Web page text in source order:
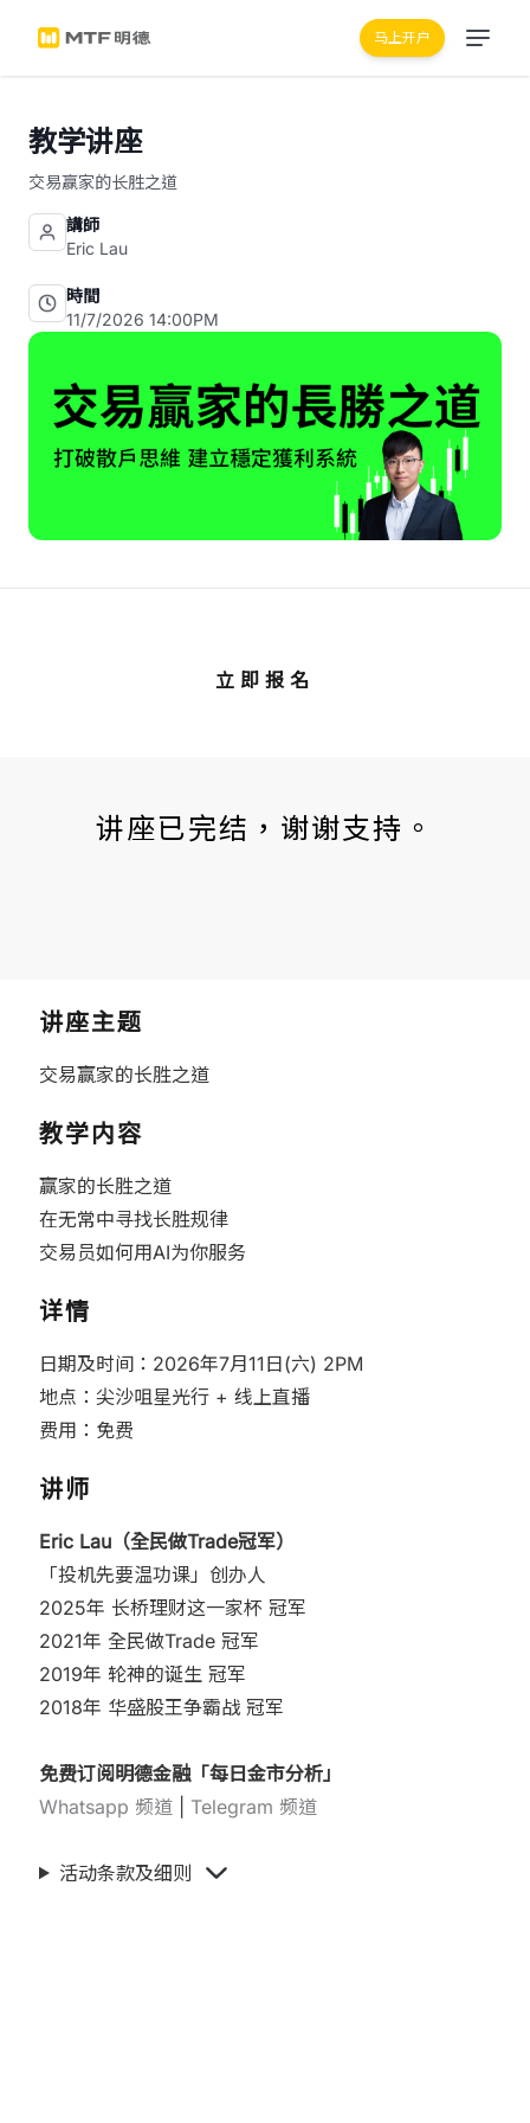
马上开户
教学讲座
交易赢家的长胜之道
講師
Eric Lau
時間
11/7/2026 14:00PM
立即报名
讲座已完结，谢谢支持。
讲座主题
交易赢家的长胜之道
教学内容
赢家的长胜之道
在无常中寻找长胜规律
交易员如何用AI为你服务
详情
日期及时间：2026年7月11日(六) 2PM
地点：尖沙咀星光行 + 线上直播
费用：免费
讲师
Eric Lau（全民做Trade冠军）
「投机先要温功课」创办人
2025年 长桥理财这一家杯 冠军
2021年 全民做Trade 冠军
2019年 轮神的诞生 冠军
2018年 华盛股王争霸战 冠军
免费订阅明德金融「每日金市分析」
Whatsapp 频道
Telegram 频道
活动条款及细则